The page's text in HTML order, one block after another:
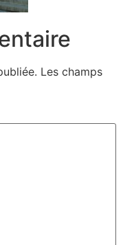
Les champs